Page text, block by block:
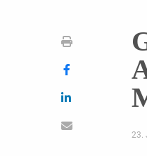
23.